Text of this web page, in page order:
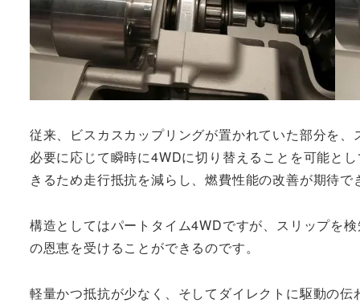
従来、ビスカスカップリングが置かれていた部分を
必要に応じて瞬時に4WDに切り替えることを可能と
きるため走行抵抗を減らし、燃費性能の改善が期待で
構造としてはパートタイム4WDですが、スリップを
の恩恵を受けることができるのです。
軽量かつ抵抗が少なく、そしてダイレクトに駆動の